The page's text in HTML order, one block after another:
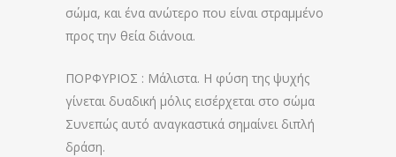
σώμα, και ένα ανώτερο που είναι στραμμένο
προς την θεία διάνοια.
ΠΟΡΦΥΡΙΟΣ : Μάλιστα. Η φύση της ψυχής
γίνεται δυαδική μόλις εισέρχεται στο σώμα
Συνεπώς αυτό αναγκαστικά σημαίνει διπλή
δράση.